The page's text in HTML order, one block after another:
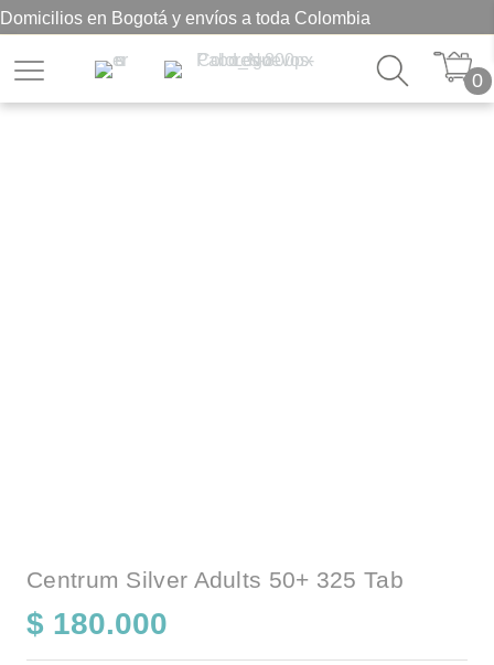
Domicilios en Bogotá y envíos a toda Colombia
0
Centrum Silver Adults 50+ 325 Tab
$ 180.000